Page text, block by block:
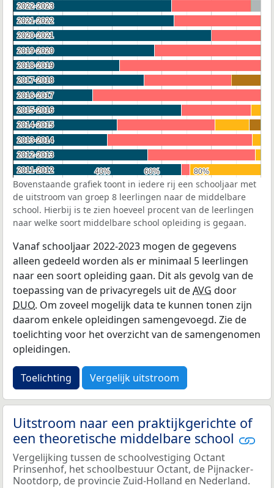
40%
40% 60%
60% 80%
80%
2022-2023
2022-2023
2021-2022
2021-2022
2020-2021
2020-2021
2019-2020
2019-2020
2018-2019
2018-2019
2017-2018
2017-2018
2016-2017
2016-2017
2015-2016
2015-2016
2014-2015
2014-2015
2013-2014
2013-2014
2012-2013
2012-2013
2011-2012
2011-2012
Bovenstaande grafiek toont in iedere rij een schooljaar met
de uitstroom van groep 8 leerlingen naar de middelbare
school. Hierbij is te zien hoeveel procent van de leerlingen
naar welke soort middelbare school opleiding is gegaan.
Vanaf schooljaar 2022-2023 mogen de gegevens
alleen gedeeld worden als er minimaal 5 leerlingen
naar een soort opleiding gaan. Dit als gevolg van de
toepassing van de privacyregels uit deAVG door
DUO. Om zoveel mogelijk data te kunnen tonen zijn
daarom enkele opleidingen samengevoegd. Zie de
toelichting voor het overzicht van de samengenomen
opleidingen.
Toelichting Vergelijk uitstroom
Uitstroom naar een praktijkgerichte of
een theoretische middelbare school
Vergelijking tussen de schoolvestiging Octant
Prinsenhof, het schoolbestuur Octant, de Pijnacker-
Nootdorp, de provincie Zuid-Holland en Nederland.